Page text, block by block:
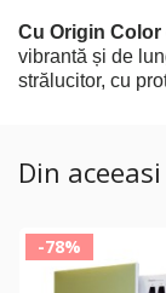
Cu Origin Color
vibrantă și de
strălucitor, cu
Din
-78%